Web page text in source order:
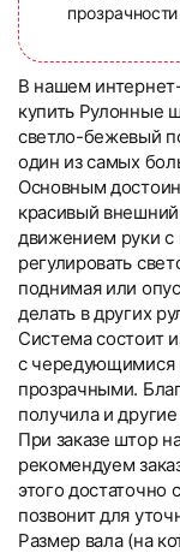
В нашем
купить Рулонные
светло-бежевый
один из самых
Основным
красивый
движением руки
регулировать
поднимая или
делать в других
Система состоит
с
прозрачными.
получила и
При заказе штор
рекомендуем
этого достаточно
позвонит для
Размер вала (на